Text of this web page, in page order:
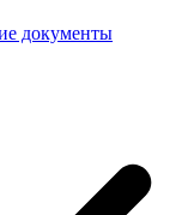
документы